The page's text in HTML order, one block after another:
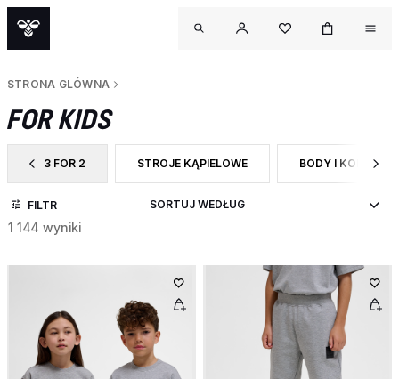
STRONA GLÓWNA
FOR KIDS
3 FOR 2
ZAWĘŹ DO CATEGORY: 3 FOR 2
STROJE KĄPIELOWE
ZAWĘŹ DO RODZAJ PRODUKTU: STROJE
BODY I
ZAWĘŹ DO
FILTR
1 144 wyniki